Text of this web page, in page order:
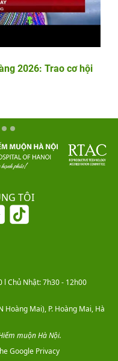
2026: Trao cơ hội
TÔI
GooglePrivacy
l Chủ Nhật: 7h30 - 12h00
Hoàng Mai), P. Hoàng Mai, Hà
muộn Hà Nội.